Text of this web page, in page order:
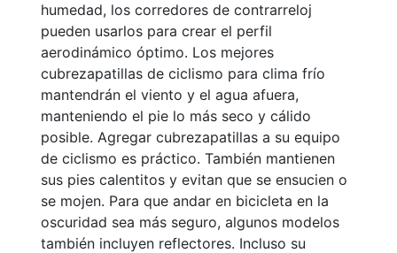
humedad, los corredores de contrarreloj
pueden usarlos para crear el perfil
aerodinámico óptimo. Los mejores
cubrezapatillas de ciclismo para clima frío
mantendrán el viento y el agua afuera,
manteniendo el pie lo más seco y cálido
posible. Agregar cubrezapatillas a su equipo
de ciclismo es práctico. También mantienen
sus pies calentitos y evitan que se ensucien o
se mojen. Para que andar en bicicleta en la
oscuridad sea más seguro, algunos modelos
también incluyen reflectores. Incluso su